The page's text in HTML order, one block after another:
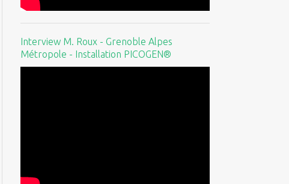
Interview M. Roux - Grenoble Alpes
Métropole - Installation PICOGEN®